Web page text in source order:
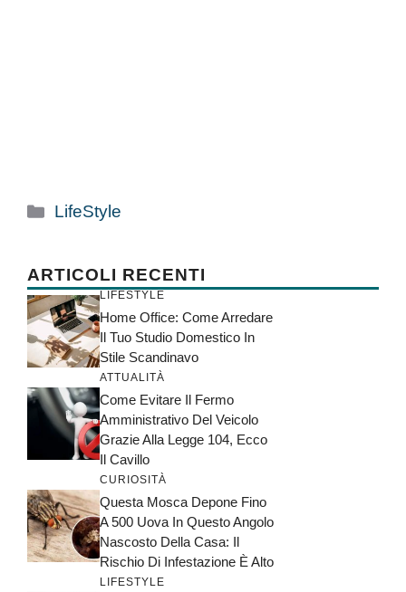
Categorie
LifeStyle
ARTICOLI RECENTI
LIFESTYLE
Home Office: Come Arredare
Il Tuo Studio Domestico In
Stile Scandinavo
ATTUALITÀ
Come Evitare Il Fermo
Amministrativo Del Veicolo
Grazie Alla Legge 104, Ecco
Il Cavillo
CURIOSITÀ
Questa Mosca Depone Fino
A 500 Uova In Questo Angolo
Nascosto Della Casa: Il
Rischio Di Infestazione È Alto
LIFESTYLE